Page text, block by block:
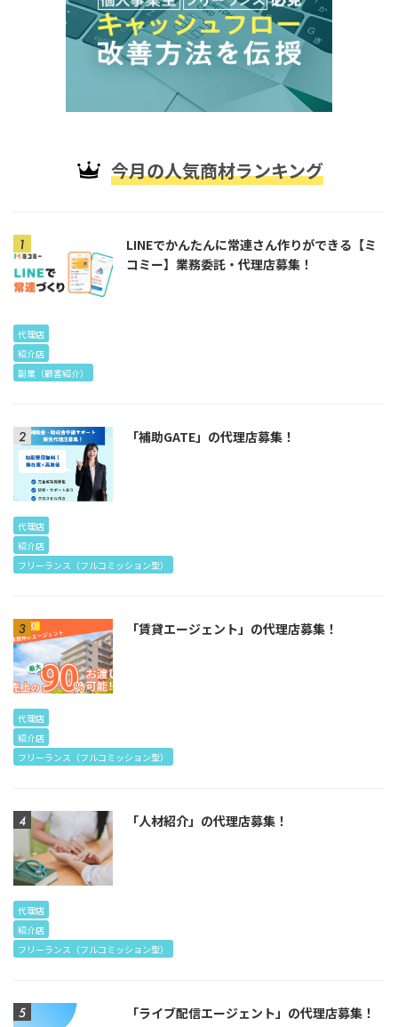
今月の人気商材ランキング
LINEでかんたんに常連さん作りができる【ミ
コミー】業務委託・代理店募集！
代理店
紹介店
副業（顧客紹介）
「補助GATE」の代理店募集！
代理店
紹介店
フリーランス（フルコミッション型）
「賃貸エージェント」の代理店募集！
代理店
紹介店
フリーランス（フルコミッション型）
「人材紹介」の代理店募集！
代理店
紹介店
フリーランス（フルコミッション型）
「ライブ配信エージェント」の代理店募集！